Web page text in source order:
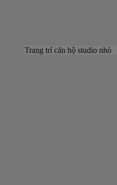
Trang trí căn hộ studio nhỏ